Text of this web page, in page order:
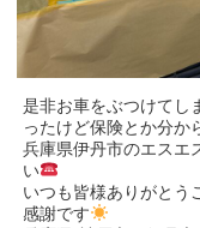
是非お車をぶつけてし
ったけど保険とか分か
兵庫県伊丹市のエスエ
い
いつも皆様ありがとう
感謝です